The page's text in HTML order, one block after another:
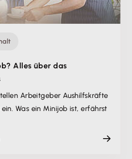
Alles über das
Arbeitgeber Aushilfskräfte
Was ein Minijob ist, erfährst